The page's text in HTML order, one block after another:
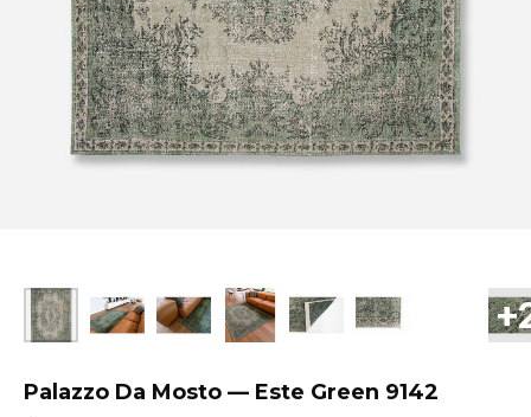
Palazzo Da Mosto — Este Green 9142